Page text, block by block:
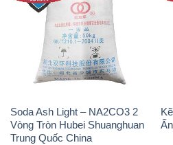
Soda Ash Light – NA2CO3 2
Vòng Tròn Hubei Shuanghuan
Trung Quốc China